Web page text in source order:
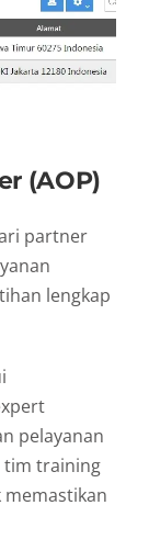
(AOP)
partner
lengkap
pelayanan
tim training
memastikan